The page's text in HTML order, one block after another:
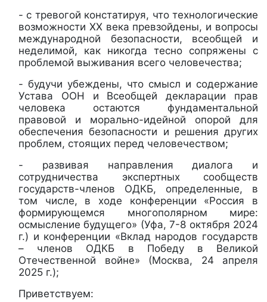
- с тревогой констатируя, что технологические
возможности ХХ века превзойдены, и вопросы
международной безопасности, всеобщей и
неделимой, как никогда тесно сопряжены с
проблемой выживания всего человечества;
- будучи убеждены, что смысл и содержание
Устава ООН и Всеобщей декларации прав
человека остаются фундаментальной
правовой и морально-идейной опорой для
обеспечения безопасности и решения других
проблем, стоящих перед человечеством;
- развивая направления диалога и
сотрудничества экспертных сообществ
государств-членов ОДКБ, определенные, в
том числе, в ходе конференции «Россия в
формирующемся многополярном мире:
осмысление будущего» (Уфа, 7-8 октября 2024
г.) и конференции «Вклад народов государств
– членов ОДКБ в Победу в Великой
Отечественной войне» (Москва, 24 апреля
2025 г.);
Приветствуем: